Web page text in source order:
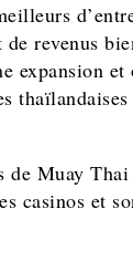
revenus
expansion et
de Muay
casinos et